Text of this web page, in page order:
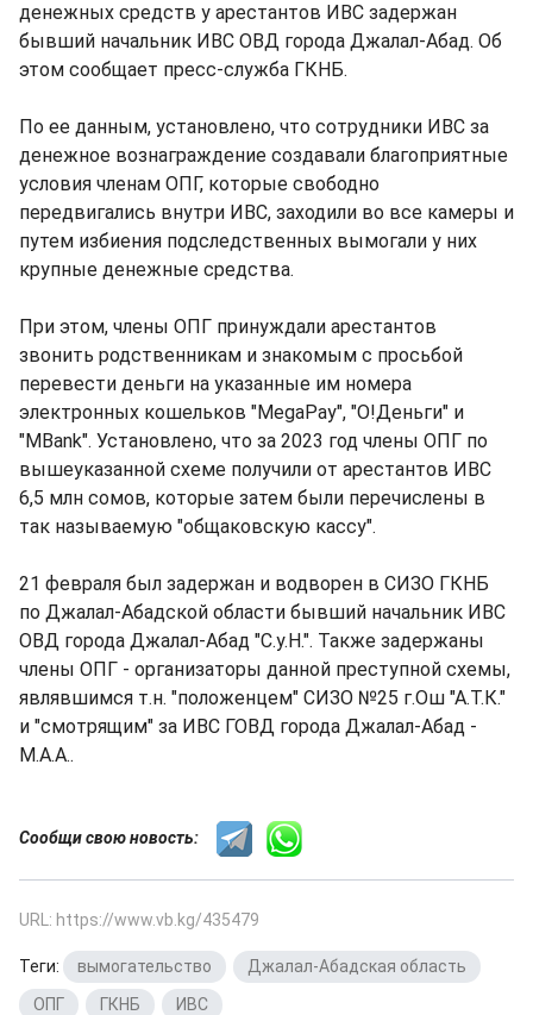
денежных средств у арестантов ИВС задержан
бывший начальник ИВС ОВД города Джалал-Абад. Об
этом сообщает пресс-служба ГКНБ.
По ее данным, установлено, что сотрудники ИВС за
денежное вознаграждение создавали благоприятные
условия членам ОПГ, которые свободно
передвигались внутри ИВС, заходили во все камеры и
путем избиения подследственных вымогали у них
крупные денежные средства.
При этом, члены ОПГ принуждали арестантов
звонить родственникам и знакомым с просьбой
перевести деньги на указанные им номера
электронных кошельков "МеgaPay", "О!Деньги" и
"МBank". Установлено, что за 2023 год члены ОПГ по
вышеуказанной схеме получили от арестантов ИВС
6,5 млн сомов, которые затем были перечислены в
так называемую "общаковскую кассу".
21 февраля был задержан и водворен в СИЗО ГКНБ
по Джалал-Абадской области бывший начальник ИВС
ОВД города Джалал-Абад "С.у.Н.". Также задержаны
члены ОПГ - организаторы данной преступной схемы,
являвшимся т.н. "положенцем" СИЗО №25 г.Ош "А.Т.К."
и "смотрящим" за ИВС ГОВД города Джалал-Абад -
М.А.А..
Сообщи свою новость:
URL: https://www.vb.kg/435479
Теги: вымогательство Джалал-Абадская область
ОПГ
ГКНБ ИВС